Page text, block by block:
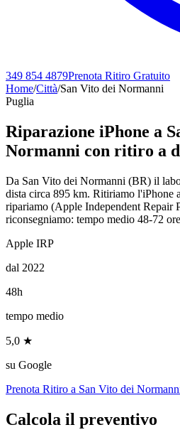
349 854 4879Prenota Ritiro Gratuito
Home/Città/San Vito dei Normanni
Puglia
Riparazione iPhone a
Normanni con ritiro a
Da San Vito dei Normanni (BR) il
dista circa 895 km. Ritiriamo l'iPhone
ripariamo (Apple Independent Repair
riconsegniamo: tempo medio 48-72
Apple IRP
dal 2022
48h
tempo medio
5,0 ★
su Google
Prenota Ritiro a San Vito dei
Calcola il preventivo